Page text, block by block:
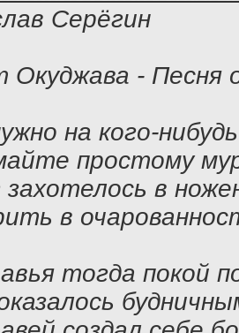
Серёгин
Окуджава - Песня
на кого-
простому
захотелось в
в
тогда покой